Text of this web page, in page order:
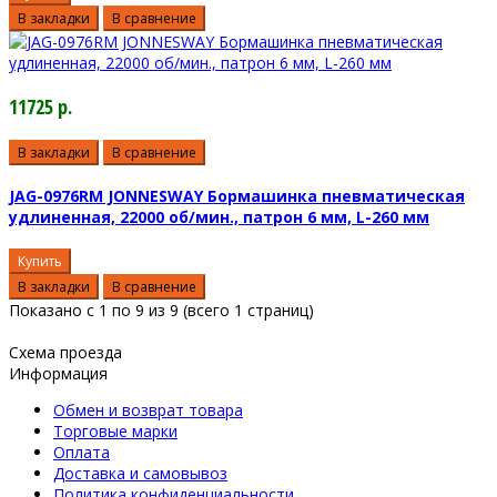
В закладки
В сравнение
11725 р.
В закладки В сравнение
JAG-0976RM JONNESWAY Бормашинка пневматическая
удлиненная, 22000 об/мин., патрон 6 мм, L-260 мм
Купить
В закладки
В сравнение
Показано с 1 по 9 из 9 (всего 1 страниц)
Схема проезда
Информация
Обмен и возврат товара
Торговые марки
Оплата
Доставка и самовывоз